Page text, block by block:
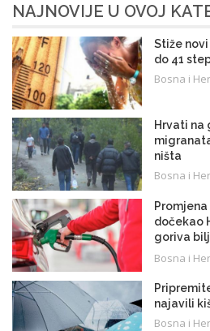
NAJNOVIJE U OVOJ
Stiže
do 41
Bosna i
Hrvati na
ništa
Bosna i
dočekao
goriva
uveliko
Bosna i
najavili
Bosna i